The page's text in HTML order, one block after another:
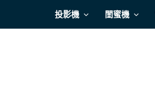
投影機 閨蜜機